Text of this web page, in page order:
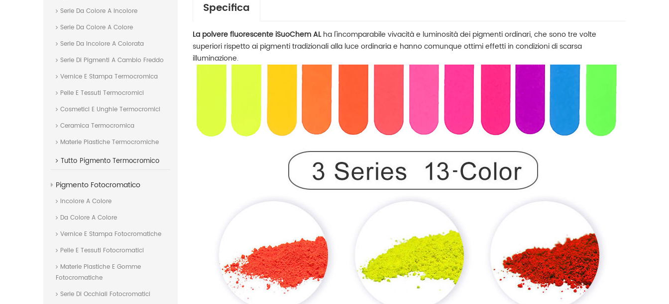
Specifica
La polvere fluorescente iSuoChem ALha l'incomparabile vivacità e luminosità dei pigmenti ordinari, che sono tre volte
superiori rispetto ai pigmenti tradizionali alla luce ordinaria e hanno comunque ottimi effetti in condizioni di scarsa
illuminazione.
Serie Da Colore A Incolore
Serie Da Colore A Colore
Serie Da Incolore A Colorata
Serie Di Pigmenti A Cambio Freddo
Vernice E Stampa Termocromica
Pelle E Tessuti Termocromici
Cosmetici E Unghie Termocromici
Ceramica Termocromica
Materie Plastiche Termocromiche
Tutto Pigmento Termocromico
Pigmento Fotocromatico
Incolore A Colore
Da Colore A Colore
Vernice E Stampa Fotocromatiche
Pelle E Tessuti Fotocromatici
Materie Plastiche E Gomme
Fotocromatiche
Serie Di Occhiali Fotocromatici